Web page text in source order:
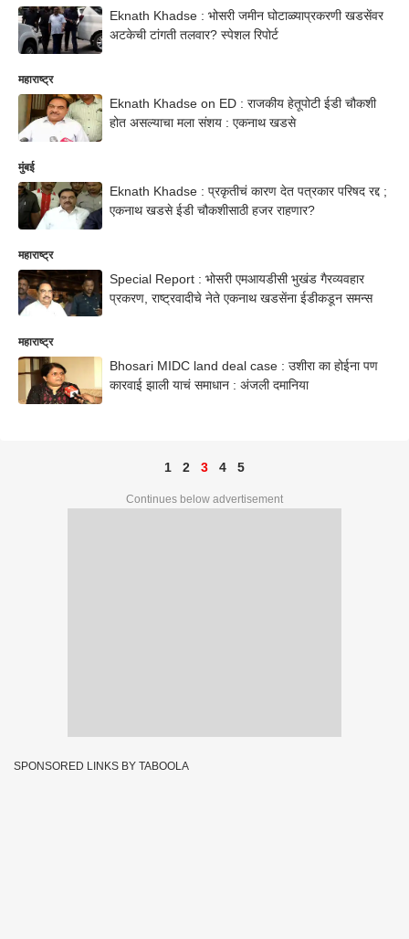
Eknath Khadse : भोसरी जमीन घोटाळ्याप्रकरणी खडसेंवर
अटकेची टांगती तलवार? स्पेशल रिपोर्ट
महाराष्ट्र
Eknath Khadse on ED : राजकीय हेतूपोटी ईडी चौकशी
होत असल्याचा मला संशय : एकनाथ खडसे
मुंबई
Eknath Khadse : प्रकृतीचं कारण देत पत्रकार परिषद रद्द ;
एकनाथ खडसे ईडी चौकशीसाठी हजर राहणार?
महाराष्ट्र
Special Report : भोसरी एमआयडीसी भुखंड गैरव्यवहार
प्रकरण, राष्ट्रवादीचे नेते एकनाथ खडसेंना ईडीकडून समन्स
महाराष्ट्र
Bhosari MIDC land deal case : उशीरा का होईना पण
कारवाई झाली याचं समाधान : अंजली दमानिया
1 2 3 4 5
Continues below advertisement
SPONSORED LINKS BY TABOOLA